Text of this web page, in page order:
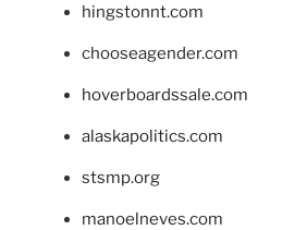
hingstonnt.com
chooseagender.com
hoverboardssale.com
alaskapolitics.com
stsmp.org
manoelneves.com